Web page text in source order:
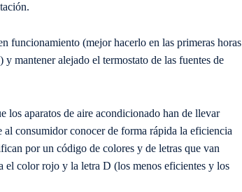
funcionamiento (mejor hacerlo en las primeras horas
mantener alejado el termostato de las fuentes de
aparatos de aire acondicionado han de llevar
consumidor conocer de forma rápida la eficiencia
por un código de colores y de letras que van
el color rojo y la letra D (los menos eficientes y los